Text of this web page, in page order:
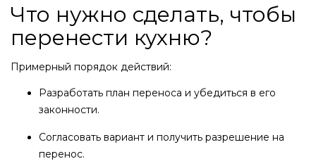
Что нужно сделать, чтобы
перенести кухню?
Примерный порядок действий:
Разработать план переноса и убедиться в его
законности.
Согласовать вариант и получить разрешение на
перенос.